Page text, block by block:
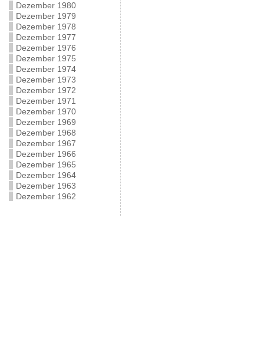
Dezember 1980
Dezember 1979
Dezember 1978
Dezember 1977
Dezember 1976
Dezember 1975
Dezember 1974
Dezember 1973
Dezember 1972
Dezember 1971
Dezember 1970
Dezember 1969
Dezember 1968
Dezember 1967
Dezember 1966
Dezember 1965
Dezember 1964
Dezember 1963
Dezember 1962